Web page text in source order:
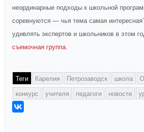
неординарные подходы к школьной
соревнуются — чья тема самая
удивлять экспертов и школьников в этом
съемочная группа.
Теги Карелия Петрозаводск школа
конкурс учителя педагоги новости